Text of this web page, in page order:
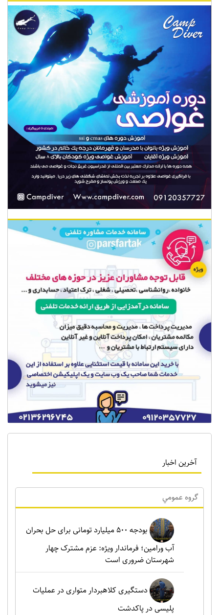
آخرین اخبار
گروه عمومي
بودجه ۵۰۰ میلیارد تومانی برای حل بحران
آب ورامین؛ فرماندار ویژه: عزم مشترک چهار
شهرستان ضروری است
دستگیری کلاهبردار متواری در عملیات
پلیسی در پاکدشت